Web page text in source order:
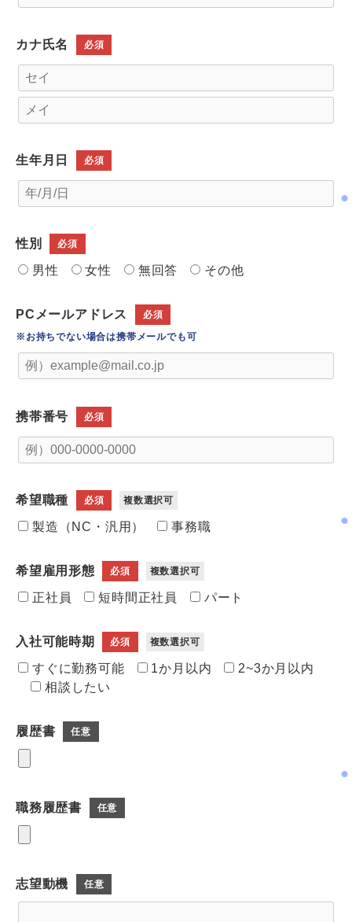
会社の発展へとつながっていきます。
あなたの強みを活かし、仲間と共に会社をつくり上
げていきたい。
方との出会いを、私たちは心からお待ちしていま
す。
新しい仲間とともに、確かなものづくりで未来を築
いていきましょう。
カナ氏名 必須
生年月日 必須
性別 必須
男性 女性 無回答 その他
PCメールアドレス
必須
※お持ちでない場合は携帯メールでも可
携帯番号 必須
希望職種 必須 複数選択可
製造（NC・汎用） 事務職
希望雇用形態 必須 複数選択可
正社員 短時間正社員 パート
入社可能時期 必須 複数選択可
すぐに勤務可能 1か月以内
2~3か月以内
相談したい
履歴書 任意
職務履歴書 任意
志望動機 任意